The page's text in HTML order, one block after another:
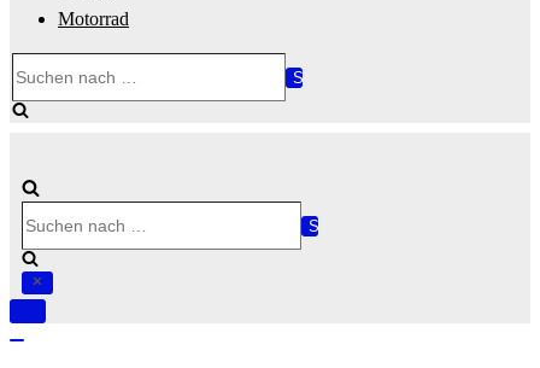
Motorrad
nach …
nach …
Navigation